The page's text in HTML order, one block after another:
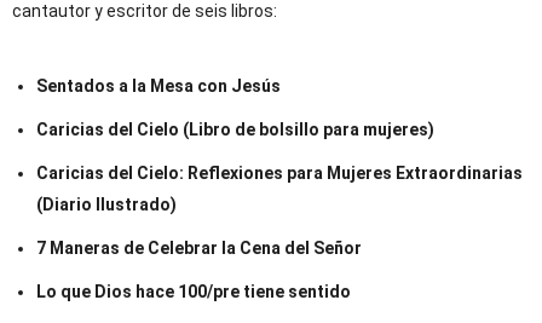
cantautor y escritor de seis libros:
Sentados a la Mesa con Jesús
Caricias del Cielo (Libro de bolsillo para mujeres)
Caricias del Cielo: Reflexiones para Mujeres Extraordinarias
(Diario Ilustrado)
7 Maneras de Celebrar la Cena del Señor
Lo que Dios hace 100/pre tiene sentido